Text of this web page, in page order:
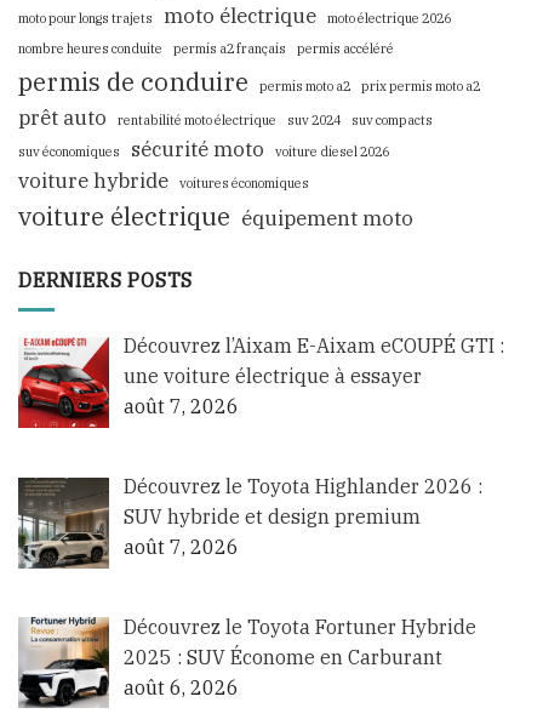
moto pour longs trajets
moto électrique
moto électrique 2026
nombre heures conduite
permis a2 français permis accéléré
permis de conduire permis moto a2 prix permis moto a2
prêt auto rentabilité moto électrique suv 2024
suv compacts
suv économiques
sécurité moto voiture diesel 2026
voiture hybride voitures économiques
voiture électrique équipement moto
DERNIERS POSTS
Découvrez l’Aixam E-Aixam eCOUPÉ GTI :
une voiture électrique à essayer
août 7, 2026
Découvrez le Toyota Highlander 2026 :
SUV hybride et design premium
août 7, 2026
Découvrez le Toyota Fortuner Hybride
2025 : SUV Économe en Carburant
août 6, 2026